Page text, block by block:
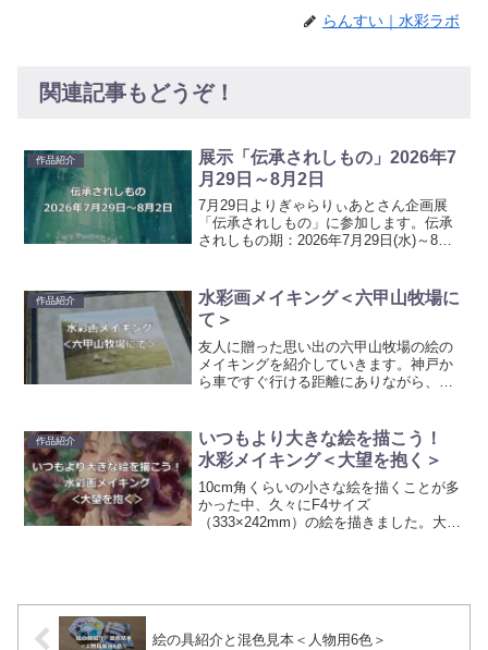
らんすい｜水彩ラボ
関連記事もどうぞ！
作品紹介
展示「伝承されしもの」2026年7
月29日～8月2日
7月29日よりぎゃらりぃあとさん企画展
「伝承されしもの」に参加します。伝承
されしもの期：2026年7月29日(水)～8月2
と （大阪市北区黒崎町14-19）...
作品紹介
水彩画メイキング＜六甲山牧場に
て＞
友人に贈った思い出の六甲山牧場の絵の
メイキングを紹介していきます。神戸か
ら車ですぐ行ける距離にありながら、広
して過ごすことができました。あのとき
ののどかな雰囲気を表現し...
作品紹介
いつもより大きな絵を描こう！
水彩メイキング＜大望を抱く＞
10cm角くらいの小さな絵を描くことが多
かった中、久々にF4サイズ
（333×242mm）の絵を描きました。大き
絵の具紹介と混色見本＜人物用6色＞